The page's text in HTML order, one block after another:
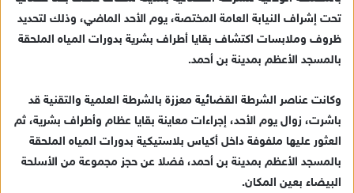
ر
و
تحت إشراف النيابة العامة المختصة، يوم الأحد الماضي، وذلك لتحديد
ظروف وملابسات اكتشاف بقايا أطراف بشرية بدورات المياه الملحقة
بالمسجد الأعظم بمدينة بن أحمد.
وكانت عناصر الشرطة القضائية معززة بالشرطة العلمية والتقنية قد
باشرت، زوال يوم الأحد، إجراءات معاينة بقايا عظام وأطراف بشرية، ثم
العثور عليها ملفوفة داخل أكياس بلاستيكية بدورات المياه الملحقة
بالمسجد الأعظم بمدينة بن أحمد، فضلا عن حجز مجموعة من الأسلحة
البيضاء بعين المكان.